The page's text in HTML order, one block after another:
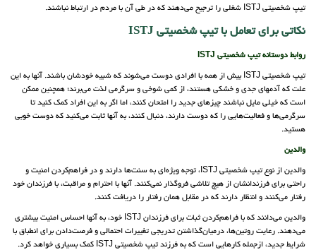
تیپ شخصیتی ISTJ شغلی را ترجیح می‌دهند که در طی آن با مردم در ارتباط نباشند.
نکاتی برای تعامل با تیپ شخصیتی ISTJ‌
روابط دوستانه تیپ شخصیتی ISTJ
تیپ شخصیتی ISTJ بیش از همه با افرادی دوست می‌شوند که شبیه خودشان باشند. آنها به این
علت که آدمهای جدی و خشکی هستند، از کمی شوخی و سرگرمی لذت می‌برند؛ همچنین ممکن
است که خیلی مایل نباشند چیزهای جدید را امتحان کنند، اما اگر به این افراد کمک کنید تا
سرگرمی‌ها و فعالیت‌هایی را که دوست دارند، دنبال کنند، به آنها ثابت می‌کنید که دوست خوبی
هستید.
والدین
والدین از نوع تیپ شخصیتی ISTJ، توجه ویژه‌ای به سنت‌ها دارند و در فراهم‌کردن امنیت و
راحتی برای فرزندانشان از هیچ تلاشی فروگذار نمی‌کنند. آنها با احترام و مراقبت، با فرزندان خود
رفتار می‌کنند و انتظار دارند که در مقابل همان رفتار را دریافت کنند.
والدین می‌دانند که با فراهم‌کردن ثبات برای فرزندان ISTJ خود، به آنها احساس امنیت بیشتری
می‌دهند. رعایت روتین‌ها، درمیان‌گذاشتن تدریجی تغییرات احتمالی و فرصت‌دادن برای انطباق با
شرایط جدید، ازجمله کارهایی است که به فرزند تیپ شخصیتی ISTJ کمک بسیاری خواهد کرد.